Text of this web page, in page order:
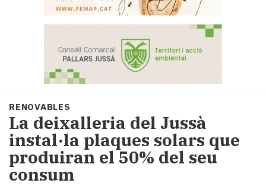
Portada
Societat
Política
i
municipis
Economia
i
RENOVABLES
La deixalleria del Jussà
instal·la plaques solars que
produiran el 50% del seu
consum